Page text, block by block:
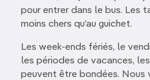
pour entrer dans le bus. Les
moins chers qu’au guichet.
Les week-ends fériés, le
les périodes de vacances,
peuvent être bondées. Nous